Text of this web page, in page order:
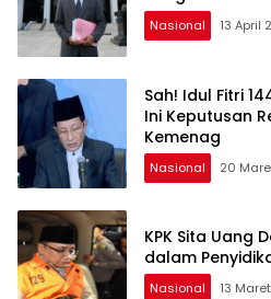
Nasional 13 April
Sah! Idul Fitri
Ini Keputusan
Kemenag
Nasional 20
KPK Sita Uang
dalam
Nasional 13